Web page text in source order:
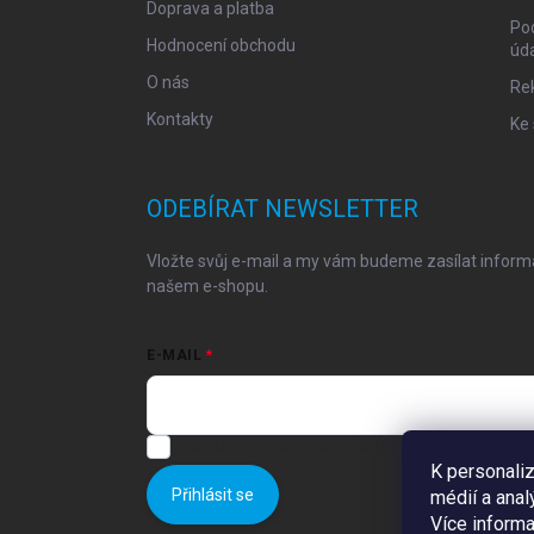
K
médií a
Více
Doprava a platba
Hodnocení obchodu
O nás
Kontakty
ODEBÍRAT NEWSLETTER
Vložte svůj e-mail a my vám budeme zasílat
našem e-shopu.
E-MAIL
Přihlásit se